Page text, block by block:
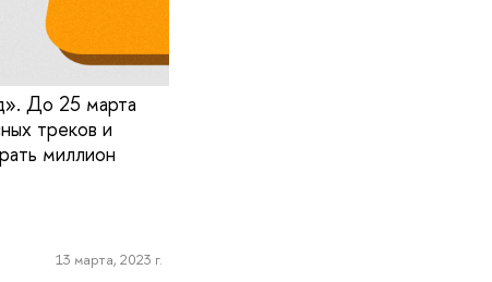
До 25 марта
треков и
миллион
13 марта, 2023 г.